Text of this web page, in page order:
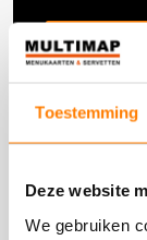
Toestemming
Deze website
We gebruiken
Deze